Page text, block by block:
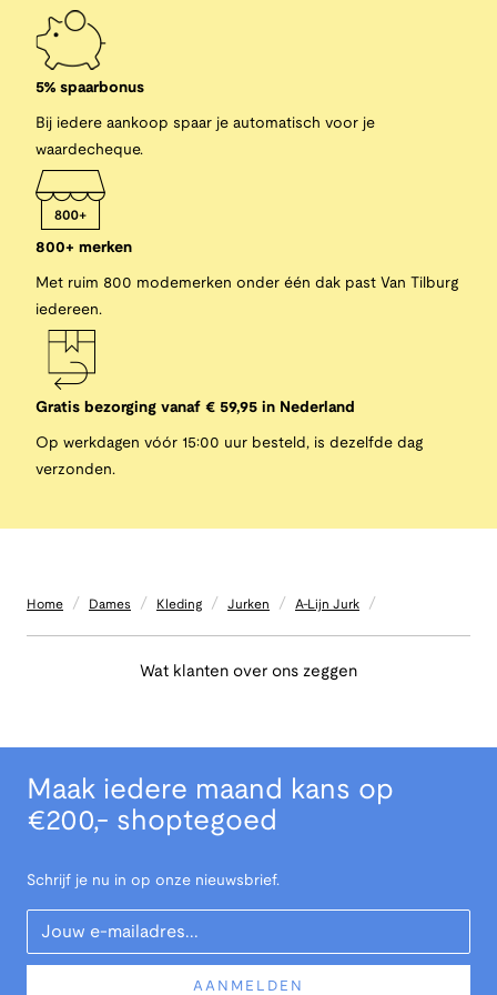
5% spaarbonus
Bij iedere aankoop spaar je automatisch voor je
waardecheque.
800+ merken
Met ruim 800 modemerken onder één dak past Van Tilburg
iedereen.
Gratis bezorging vanaf € 59,95 in Nederland
Op werkdagen vóór 15:00 uur besteld, is dezelfde dag
verzonden.
Home / Dames / Kleding / Jurken / A-Lijn Jurk /
Wat klanten over ons zeggen
Maak iedere maand kans op
€200,- shoptegoed
Schrijf je nu in op onze nieuwsbrief.
Your Email
AANMELDEN